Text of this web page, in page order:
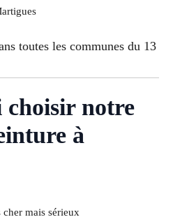
toutes les communes du 13
choisir notre
à
mais sérieux